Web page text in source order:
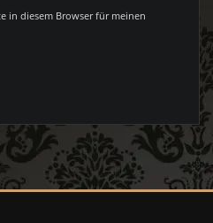
in diesem Browser für meinen